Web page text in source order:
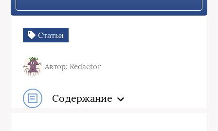
Статьи
Автор: Redactor
Содержание